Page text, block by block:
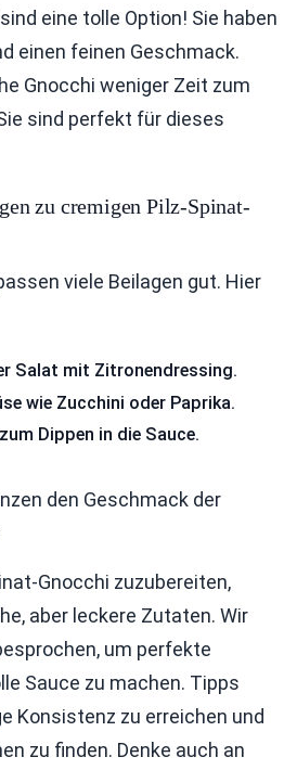
eine tolle Option! Sie haben
einen feinen Geschmack.
Gnocchi weniger Zeit zum
sind perfekt für dieses
zu cremigen Pilz-Spinat-
viele Beilagen gut. Hier
Salat mit Zitronendressing.
wie Zucchini oder Paprika.
Dippen in die Sauce.
den Geschmack der
Gnocchi zuzubereiten,
aber leckere Zutaten. Wir
um perfekte
Sauce zu machen. Tipps
Konsistenz zu erreichen und
zu finden. Denke auch an